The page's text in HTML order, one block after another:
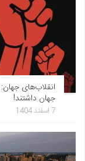
انقلاب‌های
جهان داشتند!
7 اسفند 1404